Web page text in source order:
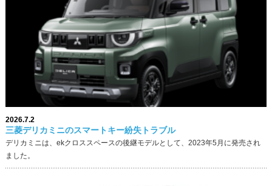
2026.7.2
三菱デリカミニのスマートキー紛失トラブル
デリカミニは、ekクロススペースの後継モデルとして、2023年5月に発売され
ました。